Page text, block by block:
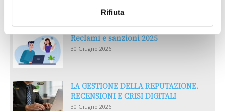
Rifiuta
Reclami e sanzioni 2025
30 Giugno 2026
LA GESTIONE DELLA REPUTAZIONE.
RECENSIONI E CRISI DIGITALI
30 Giugno 2026